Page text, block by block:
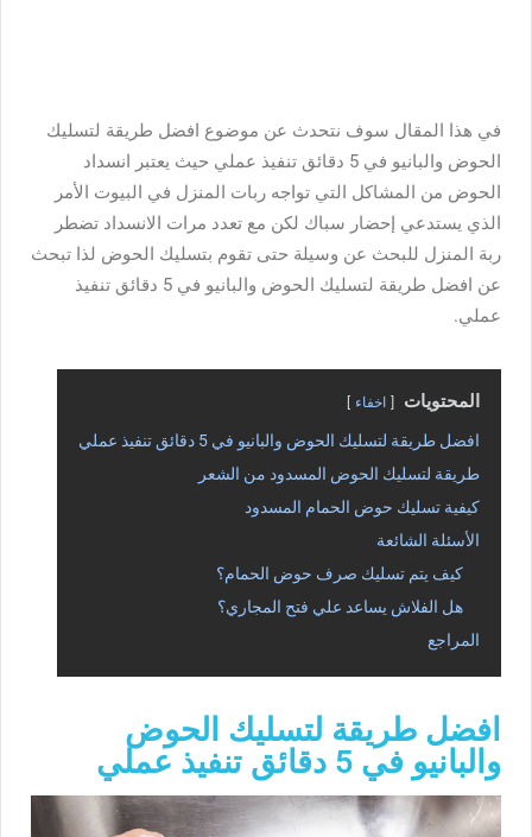
في هذا المقال سوف نتحدث عن موضوع افضل طريقة لتسليك
الحوض والبانيو في 5 دقائق تنفيذ عملي حيث يعتبر انسداد
الحوض من المشاكل التي تواجه ربات المنزل في البيوت الأمر
الذي يستدعي إحضار سباك لكن مع تعدد مرات الانسداد تضطر
ربة المنزل للبحث عن وسيلة حتى تقوم بتسليك الحوض لذا تبحث
عن افضل طريقة لتسليك الحوض والبانيو في 5 دقائق تنفيذ
عملي.
المحتويات اخفاء
افضل طريقة لتسليك الحوض والبانيو في 5 دقائق تنفيذ عملي
طريقة لتسليك الحوض المسدود من الشعر
كيفية تسليك حوض الحمام المسدود
الأسئلة الشائعة
كيف يتم تسليك صرف حوض الحمام؟
هل الفلاش يساعد علي فتح المجاري؟
المراجع
افضل طريقة لتسليك الحوض
والبانيو في 5 دقائق تنفيذ عملي